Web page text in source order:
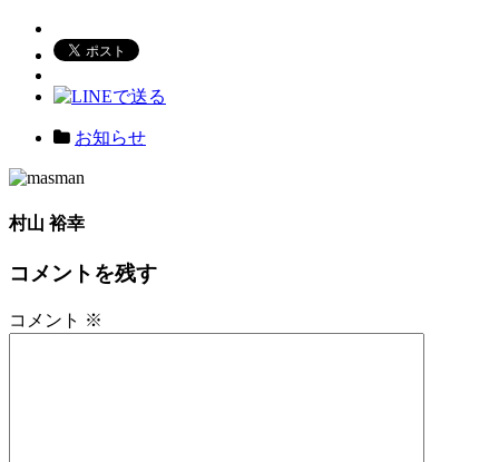
お知らせ
村山 裕幸
コメントを残す
コメント ※